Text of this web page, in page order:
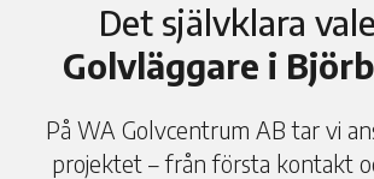
Det självklara
Golvläggare i
På WA Golvcentrum AB tar vi
projektet – från första kontakt